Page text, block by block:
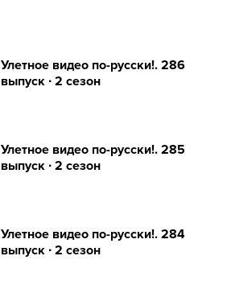
Улетное видео по-русски!. 286
выпуск ∙ 2 сезон
Улетное видео по-русски!. 285
выпуск ∙ 2 сезон
Улетное видео по-русски!. 284
выпуск ∙ 2 сезон